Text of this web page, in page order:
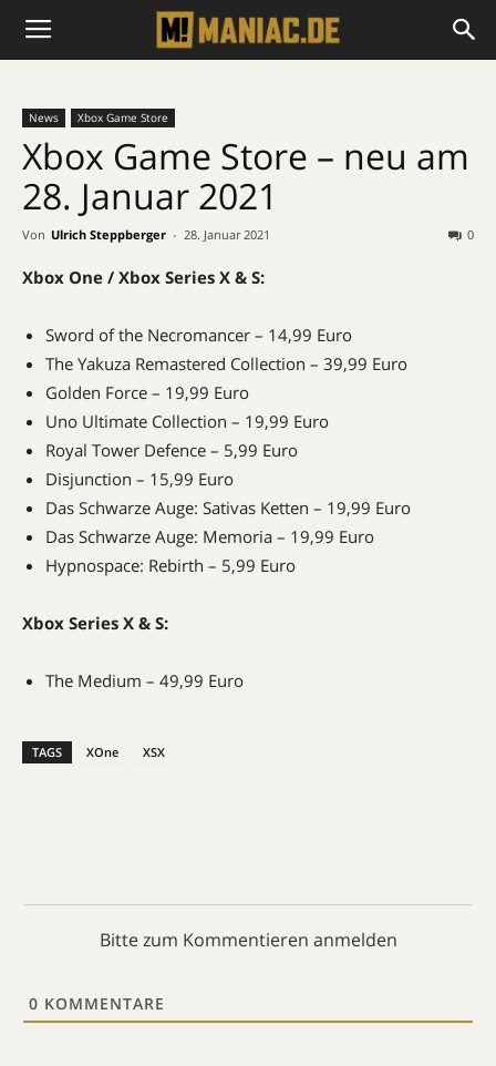
News Xbox Game Store
Xbox Game Store – neu am
28. Januar 2021
Von Ulrich Steppberger - 28. Januar 2021 0
Xbox One / Xbox Series X & S:
Sword of the Necromancer – 14,99 Euro
The Yakuza Remastered Collection – 39,99 Euro
Golden Force – 19,99 Euro
Uno Ultimate Collection – 19,99 Euro
Royal Tower Defence – 5,99 Euro
Disjunction – 15,99 Euro
Das Schwarze Auge: Sativas Ketten – 19,99 Euro
Das Schwarze Auge: Memoria – 19,99 Euro
Hypnospace: Rebirth – 5,99 Euro
Xbox Series X & S:
The Medium – 49,99 Euro
TAGS XOne XSX
Bitte zum Kommentieren anmelden
0 KOMMENTARE